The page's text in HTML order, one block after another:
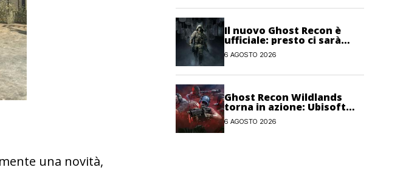
una novità,
Il nuovo Ghost Recon è
ufficiale: presto ci sarà
anche una fase di test
6 AGOSTO 2026
Ghost Recon Wildlands
torna in azione: Ubisoft
lancia il maxi
aggiornamento gratuito
6 AGOSTO 2026